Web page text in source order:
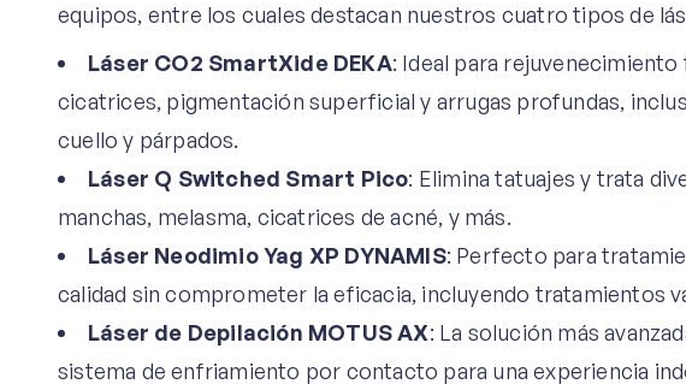
equipos, entre los cuales destacan nuestros cuatro tipos de
Láser CO2 SmartXide DEKA: Ideal para
cicatrices, pigmentación superficial y arrugas profundas,
cuello y párpados.
Láser Q Switched Smart Pico: Elimina tatuajes y trata
manchas, melasma, cicatrices de acné, y más.
Láser Neodimio Yag XP DYNAMIS: Perfecto para
calidad sin comprometer la eficacia, incluyendo tratamientos
Láser de Depilación MOTUS AX: La solución más
sistema de enfriamiento por contacto para una experiencia